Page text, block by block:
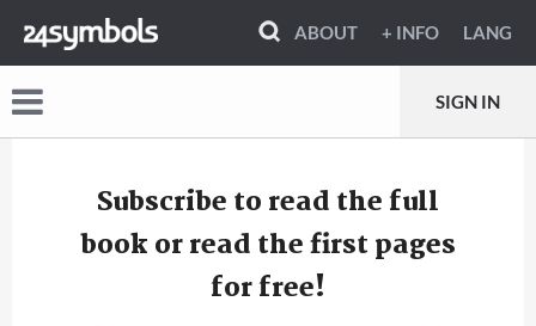
ABOUT + INFO LANG
SIGN IN
Subscribe to read the full
book or read the first pages
for free!